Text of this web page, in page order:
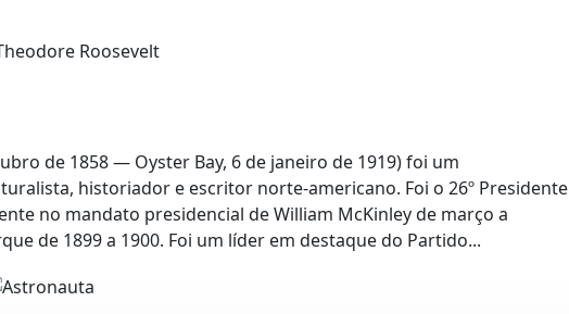
de 1858 — Oyster Bay, 6 de janeiro de 1919) foi um
historiador e escritor norte-americano. Foi o 26º Presidente
no mandato presidencial de William McKinley de março a
de 1899 a 1900. Foi um líder em destaque do Partido...